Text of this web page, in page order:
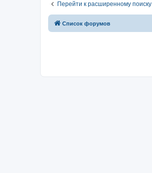
Перейти к расширенному поиску
Список форумов